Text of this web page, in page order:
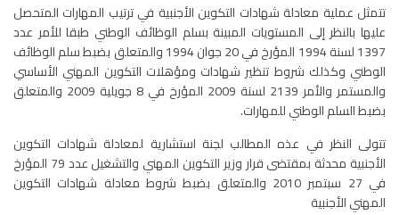
تتمثل عملية معادلة شهادات التكوين الأجنبية في ترتيب المهارات المتحصل
عليها بالنظر إلى المستويات المبينة بسلم الوظائف الوطني طبقا للأمر عدد
1397 لسنة 1994 المؤرخ في 20 جوان 1994 والمتعلق بضبط سلم الوظائف
الوطني وكذلك شروط تنظير شهادات ومؤهلات التكوين المهني الأساسي
والمستمر والأمر 2139 لسنة 2009 المؤرخ في 8 جويلية 2009 والمتعلق
بضبط السلم الوطني للمهارات.
تتولى النظر في عذه المطالب لجنة استشارية لمعادلة شهادات التكوين
الأجنبية محدثة بمقتضى قرار وزير التكوين المهني والتشغيل عدد 79 المؤرخ
في 27 سبتمبر 2010 والمتعلق بضبط شروط معادلة شهادات التكوين
المهني الأجنبية